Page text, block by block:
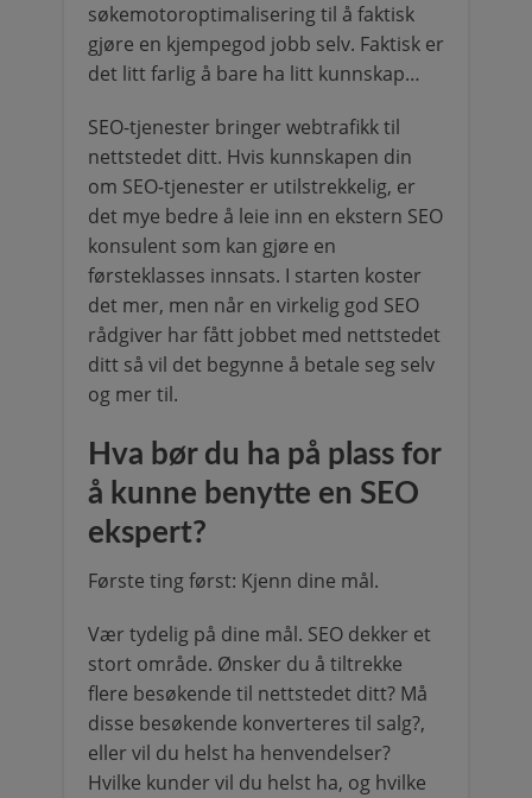
søkemotoroptimalisering til å faktisk
gjøre en kjempegod jobb selv. Faktisk er
det litt farlig å bare ha litt kunnskap…
SEO-tjenester bringer webtrafikk til
nettstedet ditt. Hvis kunnskapen din
om SEO-tjenester er utilstrekkelig, er
det mye bedre å leie inn en ekstern SEO
konsulent som kan gjøre en
førsteklasses innsats. I starten koster
det mer, men når en virkelig god SEO
rådgiver har fått jobbet med nettstedet
ditt så vil det begynne å betale seg selv
og mer til.
Hva bør du ha på plass for
å kunne benytte en SEO
ekspert?
Første ting først: Kjenn dine mål.
Vær tydelig på dine mål. SEO dekker et
stort område. Ønsker du å tiltrekke
flere besøkende til nettstedet ditt? Må
disse besøkende konverteres til salg?,
eller vil du helst ha henvendelser?
Hvilke kunder vil du helst ha, og hvilke